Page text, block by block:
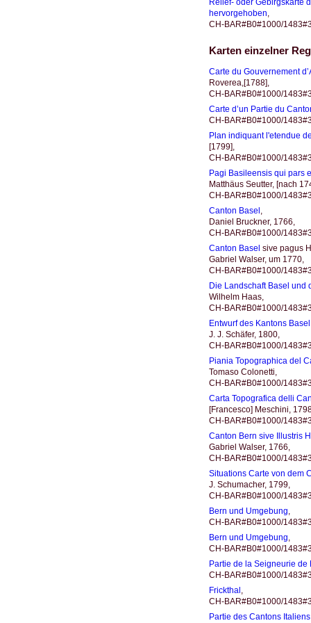
hervorgehoben
CH-BAR#B0#1000/
Karten einzelner
Carte du Gouvernement
Roverea,[1788],
CH-BAR#B0#1000/
Carte d’un Partie du
CH-BAR#B0#1000/
Plan indiquant l'etendue
[1799],
CH-BAR#B0#1000/
Pagi Basileensis qui pars
Matthäus Seutter, [nach
CH-BAR#B0#1000/
Canton Basel ,
Daniel Bruckner, 1766,
CH-BAR#B0#1000/
Canton Basel sive pagus
Gabriel Walser, um 1770,
CH-BAR#B0#1000/
Die Landschaft Basel und
Wilhelm Haas,
CH-BAR#B0#1000/
Entwurf des Kantons
J. J. Schäfer, 1800,
CH-BAR#B0#1000/
Piania Topographica del
Tomaso Colonetti,
CH-BAR#B0#1000/
Carta Topografica delli
[Francesco] Meschini,
CH-BAR#B0#1000/
Canton Bern sive Illustris
Gabriel Walser, 1766,
CH-BAR#B0#1000/
Situations Carte von dem
J. Schumacher, 1799,
CH-BAR#B0#1000/
Bern und Umgebung,
CH-BAR#B0#1000/
Bern und Umgebung,
CH-BAR#B0#1000/
Partie de la Seigneurie de
CH-BAR#B0#1000/
Frickthal ,
CH-BAR#B0#1000/
Partie des Cantons